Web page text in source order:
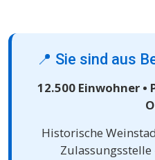
Flexibel für Sie da
Faire Preise
Transparent
DSGVO-konform
📍 Sie sind aus
12.500 Einwohner •
Historische